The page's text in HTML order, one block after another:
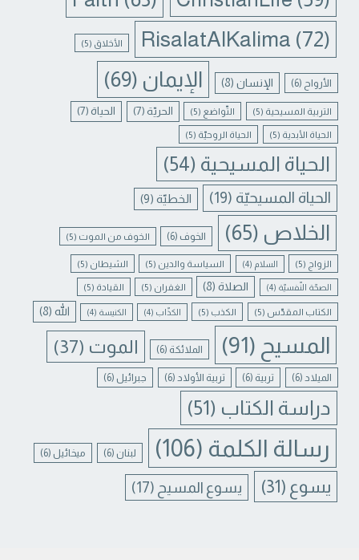
RisalatAlKalima (72) الأخلاق (5)
الأرواح (6) الإنسان(8) الإيمان (69)
التربية المسيحية (5) التّواضع (5) الحريّة (7) الحياة (7)
الحياة الأبدية (5) الحياة الروحيّة (5)
الحياة المسيحية (54)
الحياة المسيحيّة (19) الخطيّة (9)
الخلاص (65) الخوف (6) الخوف من الموت (5)
الزواج (5) السلام (4) السياسة والدين (5) الشيطان (5)
الصحّة النّفسيّة (4) الصلاة(8) الغفران (5) القيادة (5)
الكتاب المقدّس (5) الكذب (5) الكذّاب (4) الكنيسة (4) الله (8)
المسيح (91) الملائكة (6) الموت (37)
الميلاد (6) تربية (6) تربية الأولاد (6) جبرائيل (6)
دراسة الكتاب (51)
رسالة الكلمة (106) لبنان (6) ميخائيل (6)
يسوع (31) يسوع المسيح (17)